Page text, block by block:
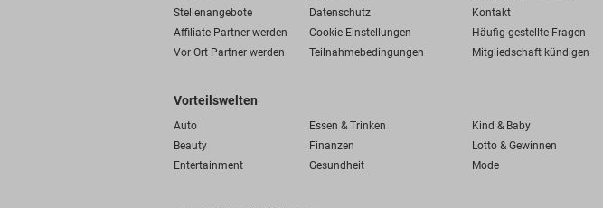
Stellenangebote
Datenschutz
Affiliate-Partner werden
Cookie-Einstellungen
Vor Ort Partner werden
Teilnahmebedingungen
Kontakt
Häufig gestellte Fragen
Mitgliedschaft kündigen
Vorteilswelten
Auto Essen & Trinken Kind & Baby
Beauty
Finanzen Lotto & Gewinnen
Entertainment
Gesundheit Mode